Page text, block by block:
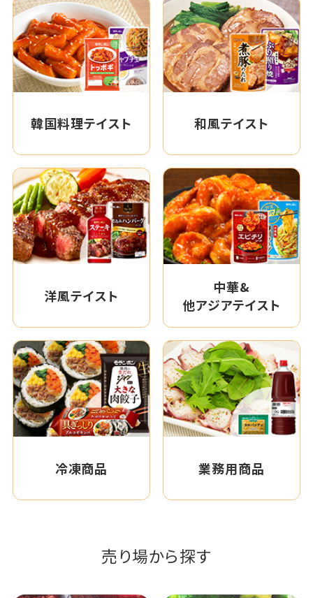
韓国料理テイスト 和風テイスト
洋風テイスト
中華&
他アジアテイスト
冷凍商品 業務用商品
売り場から探す